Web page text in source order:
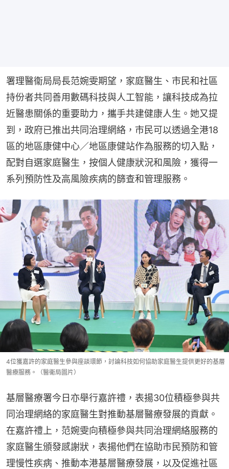
署理醫衞局局長范婉雯期望，家庭醫生、市民和社區
持份者共同善用數碼科技與人工智能，讓科技成為拉
近醫患關係的重要助力，攜手共建健康人生。她又提
到，政府已推出共同治理網絡，市民可以透過全港18
區的地區康健中心／地區康健站作為服務的切入點，
配對自選家庭醫生，按個人健康狀況和風險，獲得一
系列預防性及高風險疾病的篩查和管理服務。
4位獲嘉許的家庭醫生參與座談環節，討論科技如何協助家庭醫生提供更好的基層
醫療服務。（醫衞局圖片）
基層醫療署今日亦舉行嘉許禮，表揚30位積極參與共
同治理網絡的家庭醫生對推動基層醫療發展的貢獻。
在嘉許禮上，范婉雯向積極參與共同治理網絡服務的
家庭醫生頒發感謝狀，表揚他們在協助市民預防和管
理慢性疾病、推動本港基層醫療發展，以及促進社區